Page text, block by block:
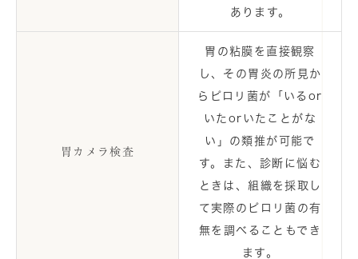
あります。
胃カメラ検査
胃の粘膜を直接観察
し、その胃炎の所見か
らピロリ菌が「いるor
いたorいたことがな
い」の類推が可能で
す。また、診断に悩む
ときは、組織を採取し
て実際のピロリ菌の有
無を調べることもでき
ます。